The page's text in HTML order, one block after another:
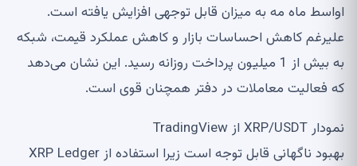
اواسط ماه مه به میزان قابل توجهی افزایش یافته است.
علیرغم کاهش احساسات بازار و کاهش عملکرد قیمت، شبکه
به بیش از 1 میلیون پرداخت روزانه رسید. این نشان می‌دهد
که فعالیت معاملات در دفتر همچنان قوی است.
نمودار XRP/USDT از TradingView
بهبود ناگهانی قابل توجه است زیرا استفاده از XRP Ledger